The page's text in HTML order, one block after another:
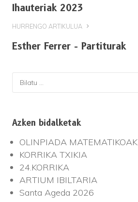
Ihauteriak 2023
HURRENGO ARTIKULUA
Esther Ferrer - Partiturak
Azken bidalketak
OLINPIADA MATEMATIKOAK
KORRIKA TXIKIA
24.KORRIKA
ARTIUM IBILTARIA
Santa Ageda 2026